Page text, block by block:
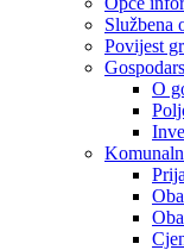
Službena
Povijest
O